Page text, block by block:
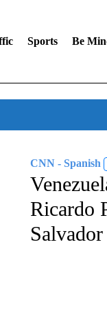
Sports Be
CNN - Spanish
Ricardo
Salvador